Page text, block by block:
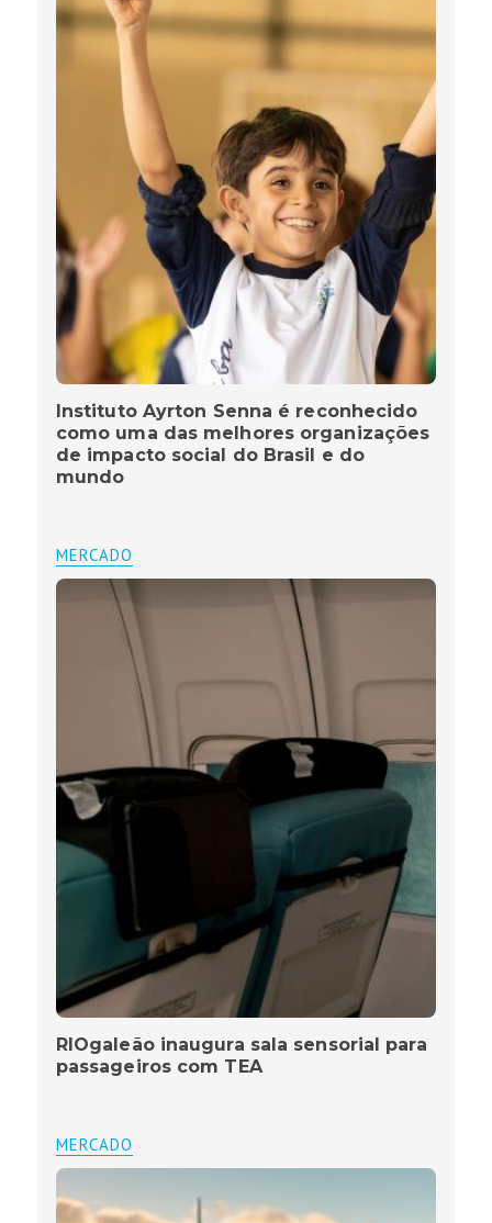
Instituto Ayrton Senna é reconhecido
como uma das melhores organizações
de impacto social do Brasil e do
mundo
MERCADO
RIOgaleão inaugura sala sensorial para
passageiros com TEA
MERCADO